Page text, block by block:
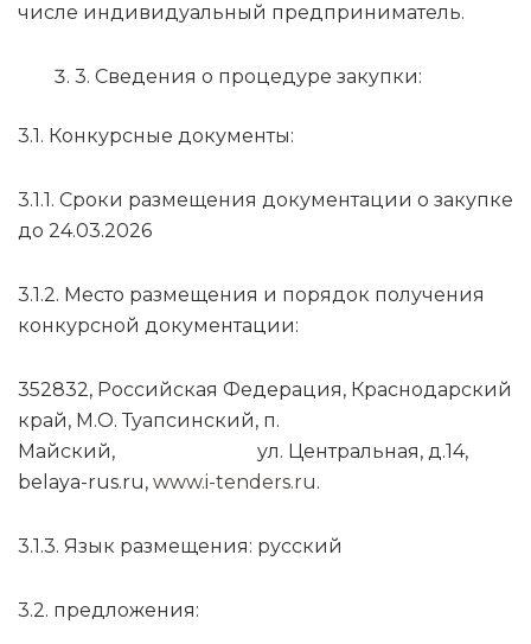
числе индивидуальный предприниматель.
3. Сведения о процедуре закупки:
3.1. Конкурсные документы:
3.1.1. Сроки размещения документации о закупке
до 24.03.2026
3.1.2. Место размещения и порядок получения
конкурсной документации:
352832, Российская Федерация, Краснодарский
край, М.О. Туапсинский, п.
Майский, ул. Центральная, д.14,
belaya-rus.ru, www.i-tenders.ru.
3.1.3. Язык размещения: русский
3.2. предложения: